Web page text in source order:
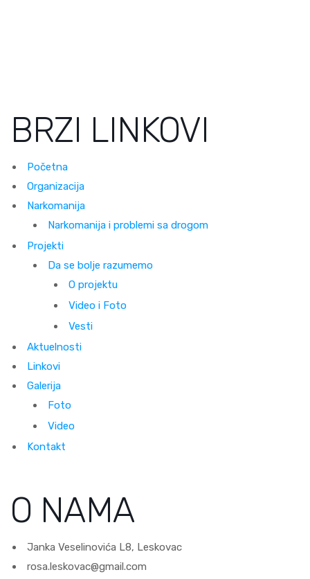
BRZI LINKOVI
Početna
Organizacija
Narkomanija
Narkomanija i problemi sa drogom
Projekti
Da se bolje razumemo
O projektu
Video i Foto
Vesti
Aktuelnosti
Linkovi
Galerija
Foto
Video
Kontakt
O NAMA
Janka Veselinovića L8, Leskovac
rosa.leskovac@gmail.com